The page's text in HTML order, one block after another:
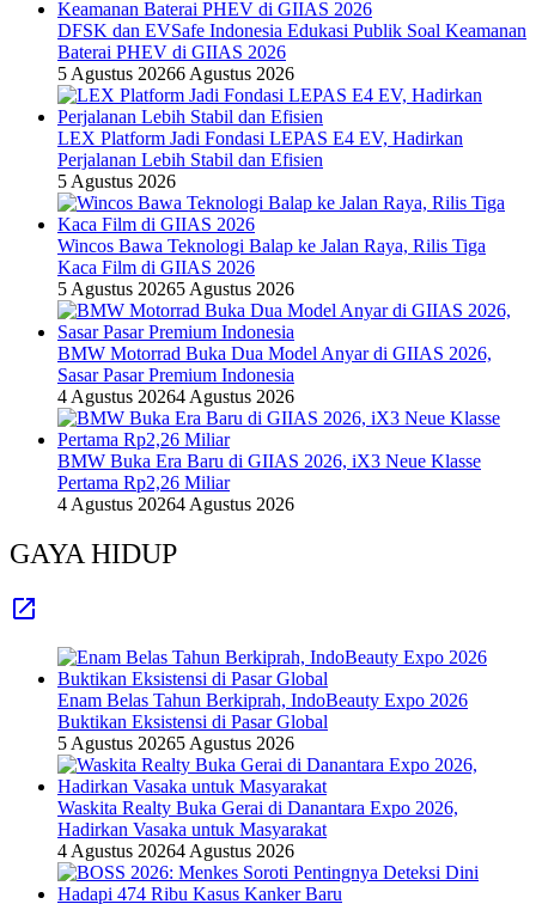
DFSK dan EVSafe Indonesia Edukasi Publik Soal Keamanan
Baterai PHEV di GIIAS 2026
5 Agustus 20266 Agustus 2026
LEX Platform Jadi Fondasi LEPAS E4 EV, Hadirkan
Perjalanan Lebih Stabil dan Efisien
5 Agustus 2026
Wincos Bawa Teknologi Balap ke Jalan Raya, Rilis Tiga
Kaca Film di GIIAS 2026
5 Agustus 20265 Agustus 2026
BMW Motorrad Buka Dua Model Anyar di GIIAS 2026,
Sasar Pasar Premium Indonesia
4 Agustus 20264 Agustus 2026
BMW Buka Era Baru di GIIAS 2026, iX3 Neue Klasse
Pertama Rp2,26 Miliar
4 Agustus 20264 Agustus 2026
GAYA HIDUP
Enam Belas Tahun Berkiprah, IndoBeauty Expo 2026
Buktikan Eksistensi di Pasar Global
5 Agustus 20265 Agustus 2026
Waskita Realty Buka Gerai di Danantara Expo 2026,
Hadirkan Vasaka untuk Masyarakat
4 Agustus 20264 Agustus 2026